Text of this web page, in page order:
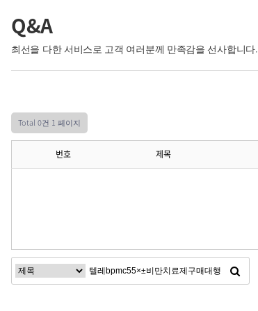
Q&A
최선을 다한 서비스로 고객 여러분께 만족감을 선사합니다.
Total 0건 1 페이지
번호 제목